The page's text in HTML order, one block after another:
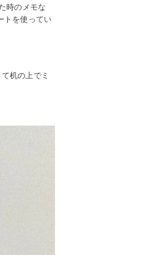
時のメモな
トを使ってい
机の上でミ